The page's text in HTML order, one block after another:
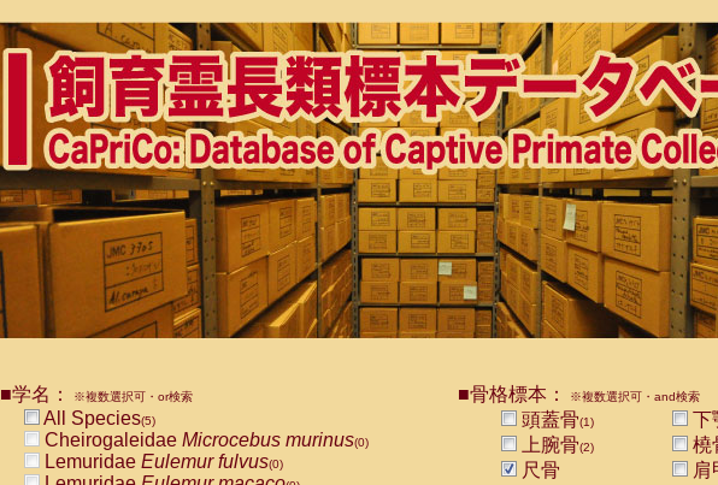
■学名： ※複数選択可・or検索
All Species(5)
Cheirogaleidae Microcebus murinus(0)
Lemuridae Eulemur fulvus(0)
■骨格標本： ※複数選択可・and検索
頭蓋骨(1) 下
上腕骨(2) 橈
尺骨 肩